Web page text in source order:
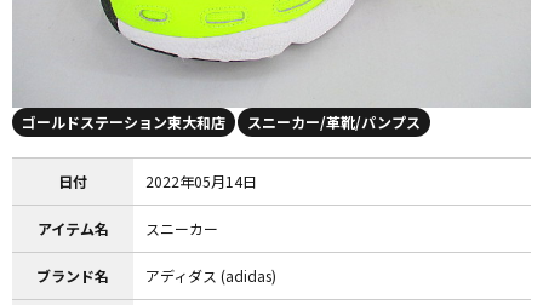
ゴールドステーション東大和店 スニーカー/革靴/パンプス
日付 2022年05月14日
アイテム名 スニーカー
ブランド名 アディダス (adidas)